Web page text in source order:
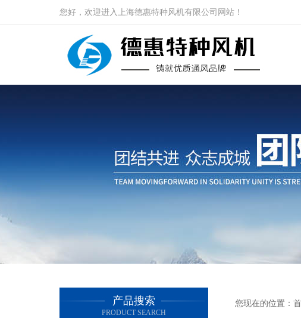
您好，欢迎进入上海德惠特种风机有限公司网站！
产品搜索
PRODUCT SEARCH
您现在的位置：